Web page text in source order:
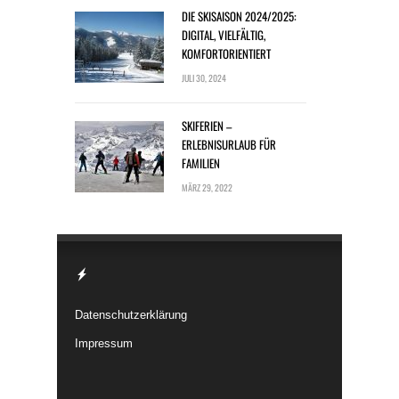
DIE SKISAISON 2024/2025:
DIGITAL, VIELFÄLTIG,
KOMFORTORIENTIERT
JULI 30, 2024
SKIFERIEN –
ERLEBNISURLAUB FÜR
FAMILIEN
MÄRZ 29, 2022
Datenschutzerklärung
Impressum